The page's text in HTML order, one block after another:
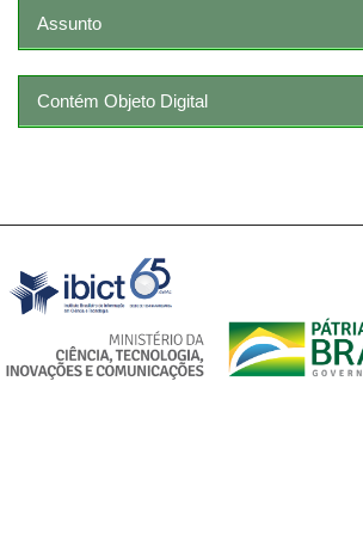
Assunto
Contém Objeto Digital